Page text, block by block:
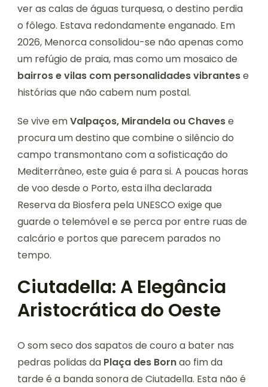
ver as calas de águas turquesa, o destino perdia
o fôlego. Estava redondamente enganado. Em
2026, Menorca consolidou-se não apenas como
um refúgio de praia, mas como um mosaico de
bairros e vilas com personalidades vibrantese
histórias que não cabem num postal.
Se vive emValpaços, Mirandela ou Chavese
procura um destino que combine o silêncio do
campo transmontano com a sofisticação do
Mediterrâneo, este guia é para si. A poucas horas
de voo desde o Porto, esta ilha declarada
Reserva da Biosfera pela UNESCO exige que
guarde o telemóvel e se perca por entre ruas de
calcário e portos que parecem parados no
tempo.
Ciutadella: A Elegância
Aristocrática do Oeste
O som seco dos sapatos de couro a bater nas
pedras polidas da Plaça des Bornao fim da
tarde é a banda sonora de Ciutadella. Esta não é